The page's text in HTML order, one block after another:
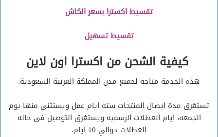
تقسيط اكسترا بسعر الكاش
تقسيط تسهيل
كيفية الشحن من اكسترا اون لاين
هذه الخدمة متاحه لجميع مدن المملكة العربية السعودية.
تستغرق مدة ايصال المنتجات ستة ايام عمل ويستثنى منها يوم
الجمعة، ايام العطلات الرسمية ويستغرق التوصيل فى حالة
العطلات حوالي 10 ايام.